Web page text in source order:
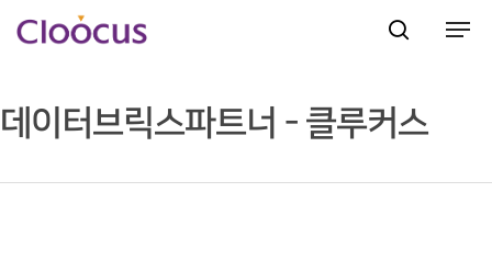
Hit enter to search or ESC to close
데이터브릭스파트너 - 클루커스